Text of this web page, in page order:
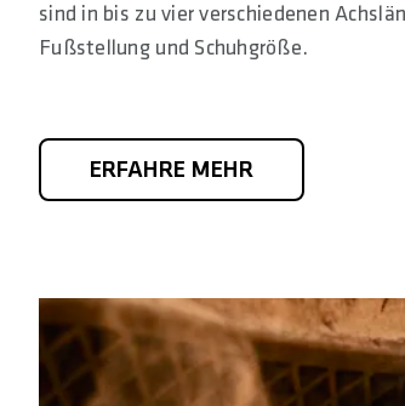
sind in bis zu vier verschiedenen
Fußstellung und Schuhgröße.
ERFAHRE MEHR